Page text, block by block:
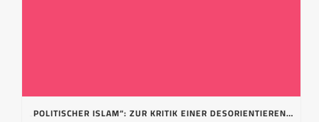
„POLITISCHER ISLAM“: ZUR KRITIK EINER DESORIENTIERENDEN FEHLBEZEICHNUNG